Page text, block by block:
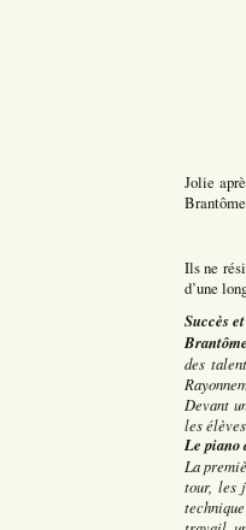
Jolie
Ils ne
d’une
Succès
des
Devant
les
Le piano
La
tour, les